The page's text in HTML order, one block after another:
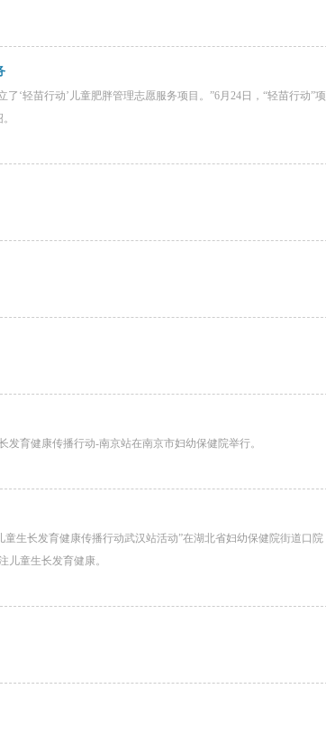
‘轻苗行动’儿童肥胖管理志愿服务项目。”6月24日，“轻苗行动”项
育健康传播行动-南京站在南京市妇幼保健院举行。
生长发育健康传播行动武汉站活动”在湖北省妇幼保健院街道口院
儿童生长发育健康。